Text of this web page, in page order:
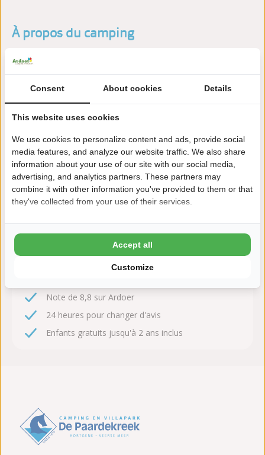
À propos du camping
Camping & Parc de villas De Paardekreek est situé à Kortgene
(Zélande), directement sur le lac Veerse. Le parc combine des
installations de sports nautiques avec une atmosphère
familiale et de nombreux équipements.
Réservez sans hésiter!
modifier ou annuler gratuitement.
C'est pourquoi vous réservez avec De
Note de 8,8 sur Ardoer
24 heures pour changer d'avis
Enfants gratuits jusqu'à 2 ans inclus
Consent About cookies Details
This website uses cookies
We use cookies to personalize content and ads, provide social
media features, and analyze our website traffic. We also share
information about your use of our site with our social media,
advertising, and analytics partners. These partners may
combine it with other information you've provided to them or that
they've collected from your use of their services.
Customize
Accept all